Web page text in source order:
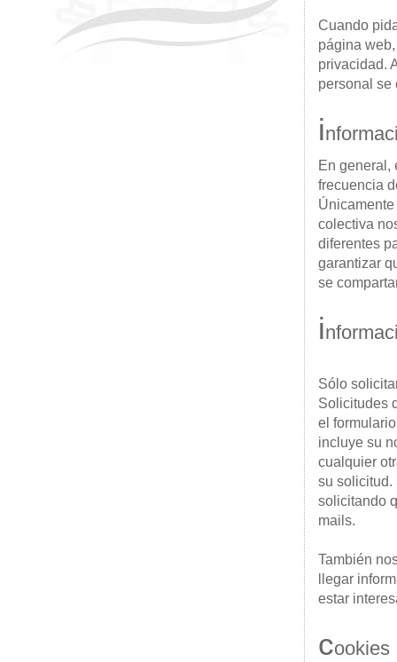
Cuando
página
privacidad.
personal se
i
En general,
frecuencia
colectiva
diferentes
garantizar
se
i
Sólo
Solicitudes
el
incluye su
cualquier
su solicitud.
solicitando
mails.
También
llegar
estar
cookies